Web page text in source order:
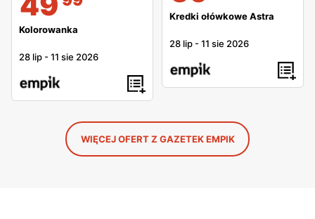
Kolorowanka
28 lip -11 sie 2026
Kredki ołówkowe Astra
28 lip -11 sie 2026
WIĘCEJ OFERT Z GAZETEK EMPIK